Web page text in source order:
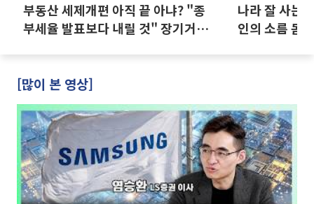
부동산 세제개편 아직 끝 아냐? "종
부세율 발표보다 내릴 것" 장기거주
나라 잘 사는
인의 소름 돋
[많이 본 영상]